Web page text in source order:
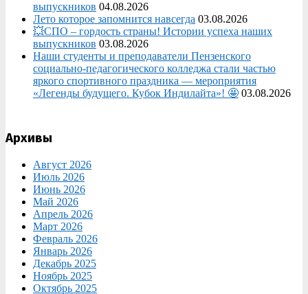
выпускников 04.08.2026
Лето которое запомнится навсегда 03.08.2026
💥СПО – гордость страны! Истории успеха наших
выпускников 03.08.2026
Наши студенты и преподаватели Пензенского
социально‑педагогического колледжа стали частью
яркого спортивного праздника — мероприятия
«Легенды будущего. Кубок Индилайта»! 🤩 03.08.2026
Архивы
Август 2026
Июль 2026
Июнь 2026
Май 2026
Апрель 2026
Март 2026
Февраль 2026
Январь 2026
Декабрь 2025
Ноябрь 2025
Октябрь 2025